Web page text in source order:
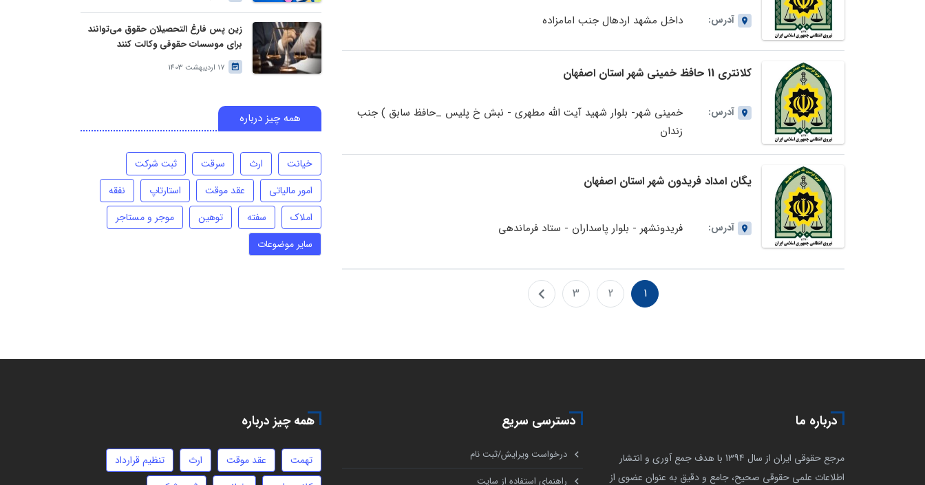
آدرس: داخل مشهد اردهال جنب امامزاده
کلانتری 11 حافظ خمینی شهر استان اصفهان
آدرس:
خمینی شهر- بلوار شهید آیت الله مطهری - نبش خ پلیس _حافظ سابق ) جنب
زندان
یگان امداد فریدون شهر استان اصفهان
آدرس: فریدونشهر - بلوار پاسداران - ستاد فرماندهی
1
2
3
زین پس فارغ التحصیلان حقوق می‌توانند
برای موسسات حقوقی وکالت کنند
17 اردیبهشت 1403
همه چیز درباره
خیانت ارث سرقت
ثبت شرکت
امور مالیاتی
عقد موقت استارتاپ
نفقه
املاک
سفته توهین
موجر و مستاجر
سایر موضوعات
درباره ما
مرجع حقوقی ایران از سال 1394 با هدف جمع آوری و انتشار
اطلاعات علمی حقوقی صحیح، جامع و دقیق به عنوان عضوی از
دسترسی سریع
درخواست ویرایش/ثبت نام
راهنمای استفاده از سایت
همه چیز درباره
تهمت عقد موقت ارث
تنظیم قرارداد